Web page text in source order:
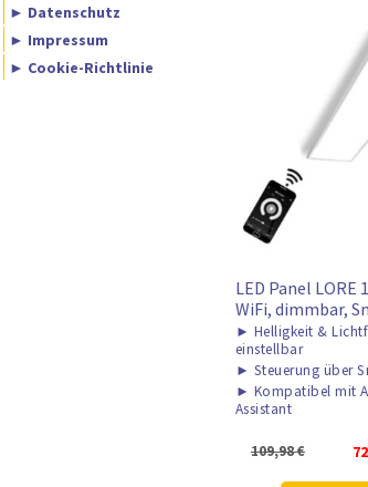
LED Panel LORE
WiFi, dimmbar,
► Helligkeit &
einstellbar
► Steuerung über
► Kompatibel mit
Assistant
109,98€
► Datenschutz
► Impressum
► Cookie-Richtlinie